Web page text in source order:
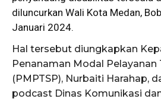
diluncurkan Wali Kota Medan,
Januari 2024.
Hal tersebut diungkapkan
Penanaman Modal Pelayanan
(PMPTSP), Nurbaiti Harahap,
podcast Dinas Komunikasi